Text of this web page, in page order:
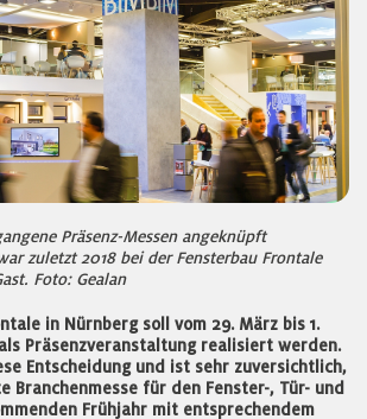
Präsenz-Messen angeknüpft
zuletzt 2018 bei der Fensterbau Frontale
Foto: Gealan
in Nürnberg soll vom 29. März bis 1.
Präsenzveranstaltung realisiert werden.
Entscheidung und ist sehr zuversichtlich,
Branchenmesse für den Fenster-, Tür- und
Frühjahr mit entsprechendem